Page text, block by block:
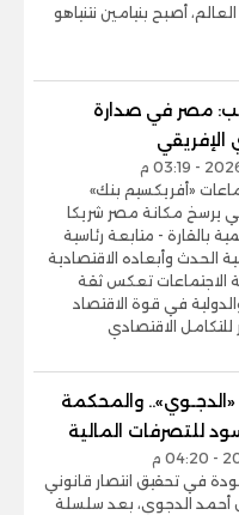
أصبح بنيامين نتنياهو
مصر في صدارة
الإفريقي
«أفريكسيم بنك»
يرسخ مكانة مصر شريكا
بالقارة - متابعة رئاسية
الحدث وأبعاده الاقتصادية
الاجتماعات تعكس ثقة
في قوة الاقتصاد
الاقتصادي
والمحكمة
للتصرفات المالية
في تحقيق انتصار قانوني
أحمد الدجوي، بعد سلسلة